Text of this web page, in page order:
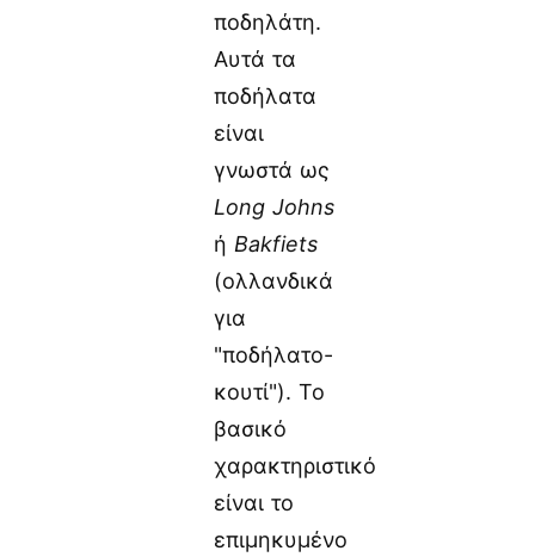
ποδηλάτη.
Αυτά τα
ποδήλατα
είναι
γνωστά ως
Long Johns
ή Bakfiets
(ολλανδικά
για
"ποδήλατο-
κουτί"). Το
βασικό
χαρακτηριστικό
είναι το
επιμηκυμένο